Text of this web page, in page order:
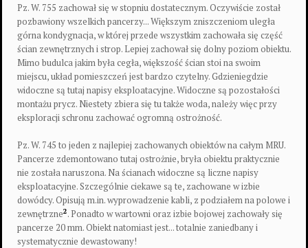
Pz. W. 755 zachował się w stopniu dostatecznym. Oczywiście został
pozbawiony wszelkich pancerzy... Większym zniszczeniom uległa
górna kondygnacja, w której przede wszystkim zachowała się część
ścian zewnętrznych i strop. Lepiej zachował się dolny poziom obiektu.
Mimo budulca jakim była cegła, większość ścian stoi na swoim
miejscu, układ pomieszczeń jest bardzo czytelny. Gdzieniegdzie
widoczne są tutaj napisy eksploatacyjne. Widoczne są pozostałości
montażu prycz. Niestety zbiera się tu także woda, należy więc przy
eksploracji schronu zachować ogromną ostrożność.
Pz. W. 745 to jeden z najlepiej zachowanych obiektów na całym MRU.
Pancerze zdemontowano tutaj ostrożnie, bryła obiektu praktycznie
nie została naruszona. Na ścianach widoczne są liczne napisy
eksploatacyjne. Szczególnie ciekawe są te, zachowane w izbie
dowódcy. Opisują m.in. wyprowadzenie kabli, z podziałem na polowe i
zewnętrzne2. Ponadto w wartowni oraz izbie bojowej zachowały się
pancerze 20 mm. Obiekt natomiast jest... totalnie zaniedbany i
systematycznie dewastowany!